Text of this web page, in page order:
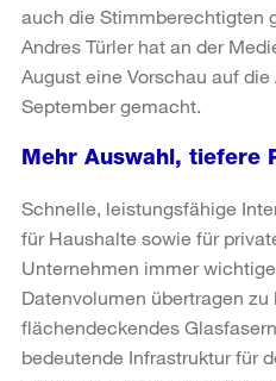
auch die Stimmberechtigten
Andres Türler hat an der
August eine Vorschau auf die
September gemacht.
Mehr Auswahl, tiefere
Schnelle, leistungsfähige
für Haushalte sowie für
Unternehmen immer
Datenvolumen übertragen zu
flächendeckendes
bedeutende Infrastruktur für